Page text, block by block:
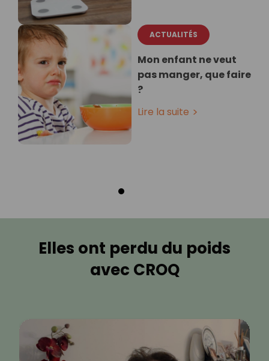
ACTUALITÉS
Mon enfant ne veut
pas manger, que faire
?
Lire la suite
Elles ont perdu du poids
avec CROQ